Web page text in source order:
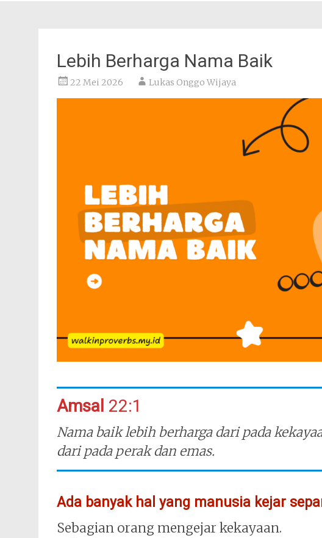
Lebih Berharga Nama Baik
22 Mei 2026 Lukas Onggo Wijaya
Amsal 22:1
Nama baik lebih berharga dari pada
dari pada perak dan emas.
Ada banyak hal yang manusia kejar
Sebagian orang mengejar kekayaan.